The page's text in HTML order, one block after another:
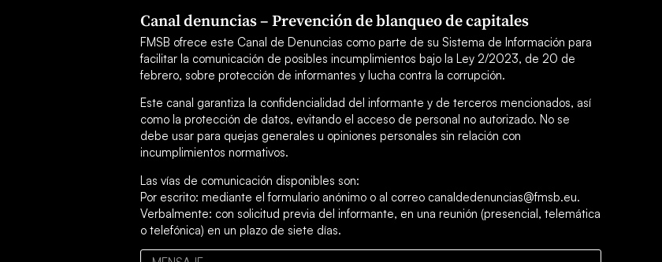
Canal denuncias – Prevención de blanqueo de capitales
FMSB ofrece este Canal de Denuncias como parte de su Sistema de Información para
facilitar la comunicación de posibles incumplimientos bajo la Ley 2/2023, de 20 de
febrero, sobre protección de informantes y lucha contra la corrupción.
Este canal garantiza la confidencialidad del informante y de terceros mencionados, así
como la protección de datos, evitando el acceso de personal no autorizado. No se
debe usar para quejas generales u opiniones personales sin relación con
incumplimientos normativos.
Las vías de comunicación disponibles son:
Por escrito: mediante el formulario anónimo o al correo canaldedenuncias@fmsb.eu.
Verbalmente: con solicitud previa del informante, en una reunión (presencial, telemática
o telefónica) en un plazo de siete días.